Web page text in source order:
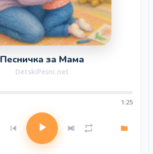
Песничка за Мама
DetskiPesni.net
1:25